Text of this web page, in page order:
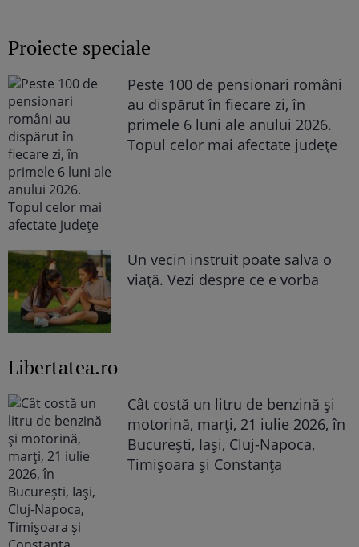
Proiecte speciale
Peste 100 de pensionari români
au dispărut în fiecare zi, în
primele 6 luni ale anului 2026.
Topul celor mai afectate județe
Un vecin instruit poate salva o
viață. Vezi despre ce e vorba
Libertatea.ro
Cât costă un litru de benzină și
motorină, marți, 21 iulie 2026, în
București, Iași, Cluj-Napoca,
Timișoara și Constanța